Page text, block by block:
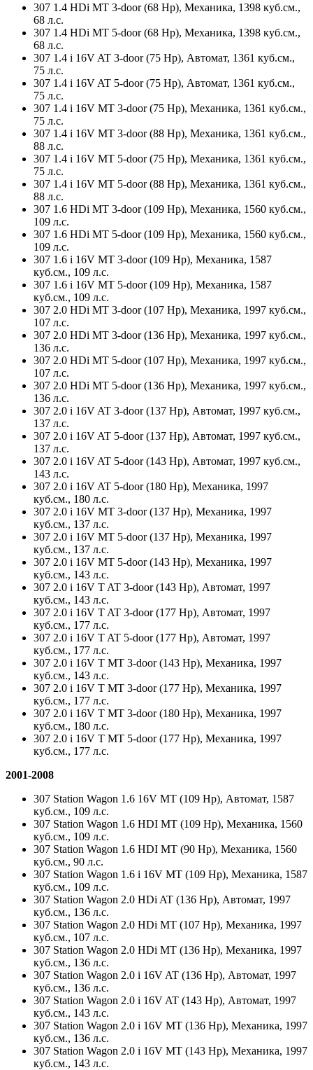
307 1.4 HDi MT 3-door (68 Hp), Механика, 1398 куб.см.,
68 л.с.
307 1.4 HDi MT 5-door (68 Hp), Механика, 1398 куб.см.,
68 л.с.
307 1.4 i 16V AT 3-door (75 Hp), Автомат, 1361 куб.см.,
75 л.с.
307 1.4 i 16V AT 5-door (75 Hp), Автомат, 1361 куб.см.,
75 л.с.
307 1.4 i 16V MT 3-door (75 Hp), Механика, 1361 куб.см.,
75 л.с.
307 1.4 i 16V MT 3-door (88 Hp), Механика, 1361 куб.см.,
88 л.с.
307 1.4 i 16V MT 5-door (75 Hp), Механика, 1361 куб.см.,
75 л.с.
307 1.4 i 16V MT 5-door (88 Hp), Механика, 1361 куб.см.,
88 л.с.
307 1.6 HDi MT 3-door (109 Hp), Механика, 1560 куб.см.,
109 л.с.
307 1.6 HDi MT 5-door (109 Hp), Механика, 1560 куб.см.,
109 л.с.
307 1.6 i 16V MT 3-door (109 Hp), Механика, 1587
куб.см., 109 л.с.
307 1.6 i 16V MT 5-door (109 Hp), Механика, 1587
куб.см., 109 л.с.
307 2.0 HDi MT 3-door (107 Hp), Механика, 1997 куб.см.,
107 л.с.
307 2.0 HDi MT 3-door (136 Hp), Механика, 1997 куб.см.,
136 л.с.
307 2.0 HDi MT 5-door (107 Hp), Механика, 1997 куб.см.,
107 л.с.
307 2.0 HDi MT 5-door (136 Hp), Механика, 1997 куб.см.,
136 л.с.
307 2.0 i 16V AT 3-door (137 Hp), Автомат, 1997 куб.см.,
137 л.с.
307 2.0 i 16V AT 5-door (137 Hp), Автомат, 1997 куб.см.,
137 л.с.
307 2.0 i 16V AT 5-door (143 Hp), Автомат, 1997 куб.см.,
143 л.с.
307 2.0 i 16V AT 5-door (180 Hp), Механика, 1997
куб.см., 180 л.с.
307 2.0 i 16V MT 3-door (137 Hp), Механика, 1997
куб.см., 137 л.с.
307 2.0 i 16V MT 5-door (137 Hp), Механика, 1997
куб.см., 137 л.с.
307 2.0 i 16V MT 5-door (143 Hp), Механика, 1997
куб.см., 143 л.с.
307 2.0 i 16V T AT 3-door (143 Hp), Автомат, 1997
куб.см., 143 л.с.
307 2.0 i 16V T AT 3-door (177 Hp), Автомат, 1997
куб.см., 177 л.с.
307 2.0 i 16V T AT 5-door (177 Hp), Автомат, 1997
куб.см., 177 л.с.
307 2.0 i 16V T MT 3-door (143 Hp), Механика, 1997
куб.см., 143 л.с.
307 2.0 i 16V T MT 3-door (177 Hp), Механика, 1997
куб.см., 177 л.с.
307 2.0 i 16V T MT 3-door (180 Hp), Механика, 1997
куб.см., 180 л.с.
307 2.0 i 16V T MT 5-door (177 Hp), Механика, 1997
куб.см., 177 л.с.
2001-2008
307 Station Wagon 1.6 16V MT (109 Hp), Автомат, 1587
куб.см., 109 л.с.
307 Station Wagon 1.6 HDI MT (109 Hp), Механика, 1560
куб.см., 109 л.с.
307 Station Wagon 1.6 HDI MT (90 Hp), Механика, 1560
куб.см., 90 л.с.
307 Station Wagon 1.6 i 16V MT (109 Hp), Механика, 1587
куб.см., 109 л.с.
307 Station Wagon 2.0 HDi AT (136 Hp), Автомат, 1997
куб.см., 136 л.с.
307 Station Wagon 2.0 HDi MT (107 Hp), Механика, 1997
куб.см., 107 л.с.
307 Station Wagon 2.0 HDi MT (136 Hp), Механика, 1997
куб.см., 136 л.с.
307 Station Wagon 2.0 i 16V AT (136 Hp), Автомат, 1997
куб.см., 136 л.с.
307 Station Wagon 2.0 i 16V AT (143 Hp), Автомат, 1997
куб.см., 143 л.с.
307 Station Wagon 2.0 i 16V MT (136 Hp), Механика, 1997
куб.см., 136 л.с.
307 Station Wagon 2.0 i 16V MT (143 Hp), Механика, 1997
куб.см., 143 л.с.